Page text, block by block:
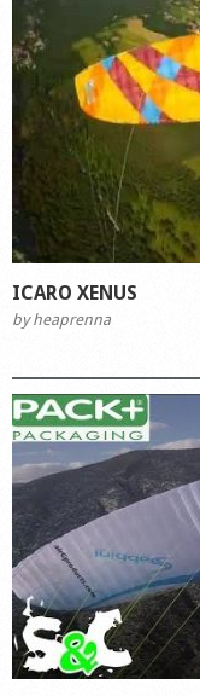
ICARO XENUS
byheaprenna